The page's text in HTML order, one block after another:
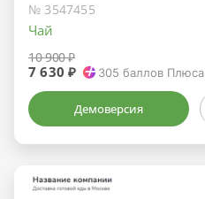
№ 3547455
Чай
10 900 ₽
7 630 ₽ 305 баллов Плюса
Демоверсия